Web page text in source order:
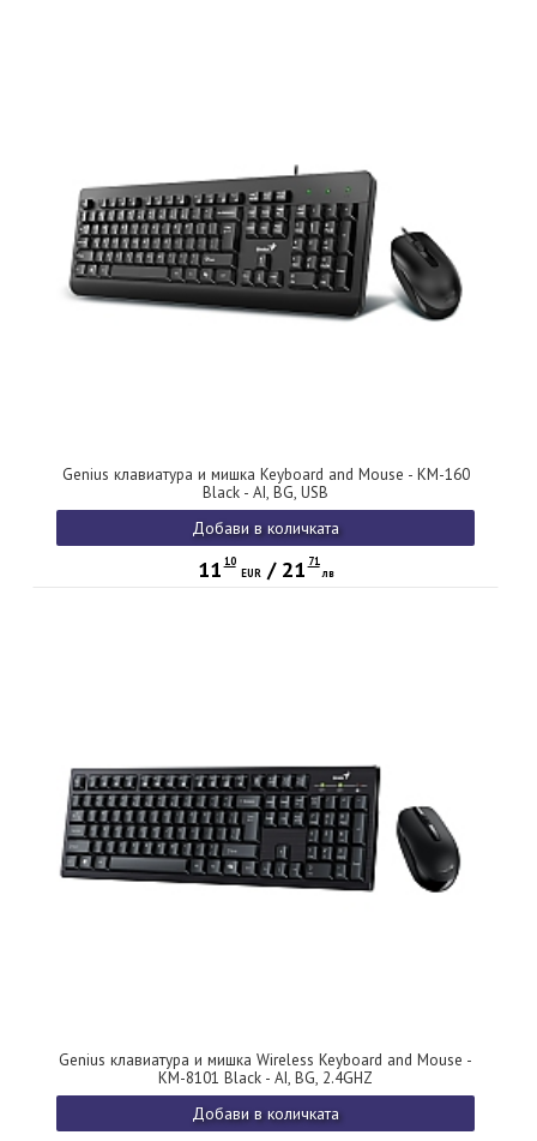
Genius клавиатура и мишка Keyboard and Mouse - KM-160
Black - AI, BG, USB
Добави в количката
11 10
EUR/ 21 71
лв
Genius клавиатура и мишка Wireless Keyboard and Mouse -
KM-8101 Black - AI, BG, 2.4GHZ
Добави в количката